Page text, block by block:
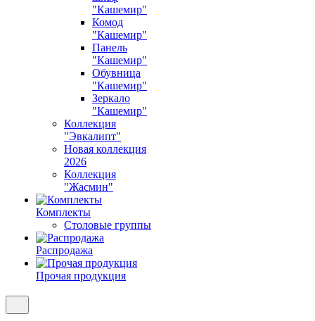
"Кашемир"
Комод
"Кашемир"
Панель
"Кашемир"
Обувница
"Кашемир"
Зеркало
"Кашемир"
Коллекция
"Эвкалипт"
Новая коллекция
2026
Коллекция
"Жасмин"
Комплекты
Столовые группы
Распродажа
Прочая продукция